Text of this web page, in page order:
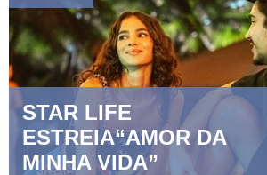
STAR LIFE
ESTREIA“AMOR DA
MINHA VIDA”